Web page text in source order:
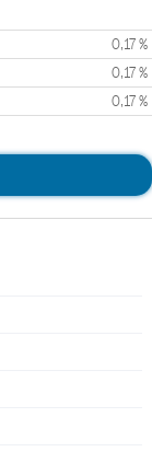
0,17 %
0,17 %
0,17 %